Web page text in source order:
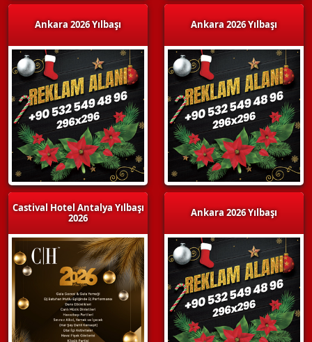
Ankara 2026 Yılbaşı
Castival Hotel Antalya Yılbaşı
2026
Ankara 2026 Yılbaşı
Ankara 2026 Yılbaşı